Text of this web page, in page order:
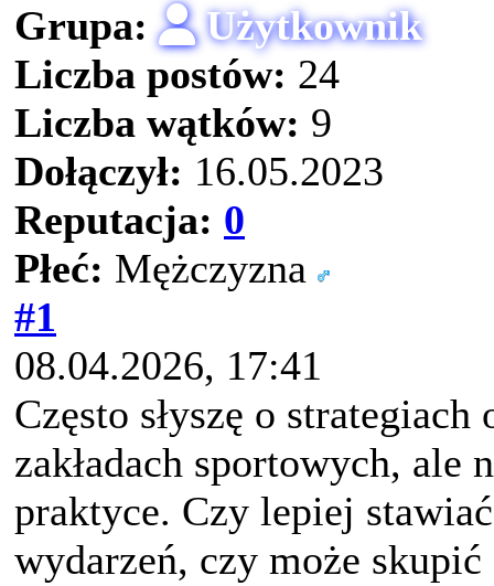
Grupa:
Użytkownik
Liczba postów: 24
Liczba wątków: 9
Dołączył: 16.05.2023
Reputacja: 0
Płeć: Mężczyzna
#1
08.04.2026, 17:41
Często słyszę o
zakładach sportowych,
praktyce. Czy lepiej
wydarzeń, czy może